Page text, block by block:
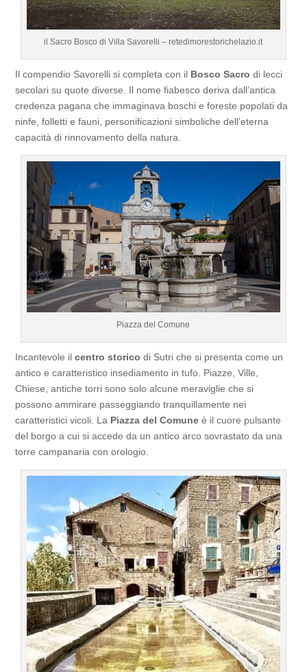
il Sacro Bosco di Villa Savorelli – retedimorestorichelazio.it
Il compendio Savorelli si completa con il Bosco Sacro di lecci
secolari su quote diverse. Il nome fiabesco deriva dall’antica
credenza pagana che immaginava boschi e foreste popolati da
ninfe, folletti e fauni, personificazioni simboliche dell’eterna
capacità di rinnovamento della natura.
Piazza del Comune
Incantevole ilcentro storico di Sutri che si presenta come un
antico e caratteristico insediamento in tufo. Piazze, Ville,
Chiese, antiche torri sono solo alcune meraviglie che si
possono ammirare passeggiando tranquillamente nei
caratteristici vicoli. La Piazza del Comune è il cuore pulsante
del borgo a cui si accede da un antico arco sovrastato da una
torre campanaria con orologio.